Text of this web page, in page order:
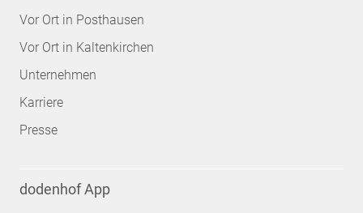
Vor Ort in Posthausen
Vor Ort in Kaltenkirchen
Unternehmen
Karriere
Presse
dodenhof App